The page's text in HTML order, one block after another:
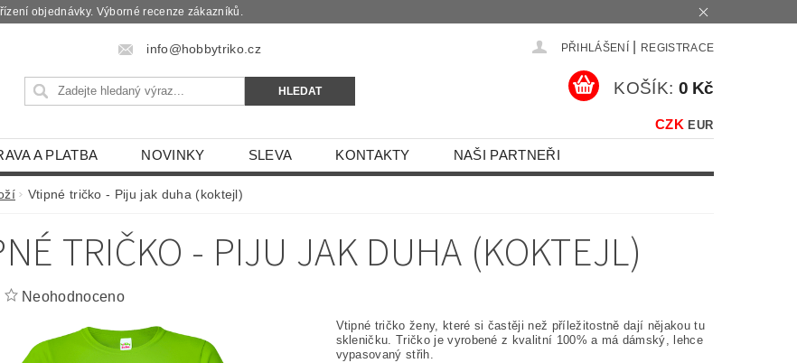
objednávky. Výborné recenze zákazníků.
info@hobbytriko.cz PŘIHLÁŠENÍ REGISTRACE
CZK EUR
KOŠÍK: 0 Kč
A PLATBA NOVINKY SLEVA KONTAKTY NAŠI PARTNEŘI
Vtipné tričko - Piju jak duha (koktejl)
TRIČKO - PIJU JAK DUHA (KOKTEJL)
Neohodnoceno
Vtipné tričko ženy, které si častěji než příležitostně dají nějakou tu
skleničku. Tričko je vyrobené z kvalitní 100% a má dámský, lehce
vypasovaný střih.